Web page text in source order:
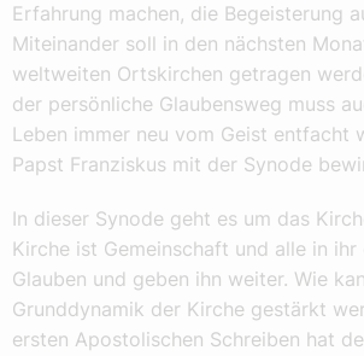
Erfahrung machen, die Begeisterung
Miteinander soll in den nächsten
weltweiten Ortskirchen getragen
der persönliche Glaubensweg muss
Leben immer neu vom Geist entfacht
Papst Franziskus mit der Synode
In dieser Synode geht es um das
Kirche ist Gemeinschaft und alle in ihr
Glauben und geben ihn weiter. Wie
Grunddynamik der Kirche gestärkt
ersten Apostolischen Schreiben hat